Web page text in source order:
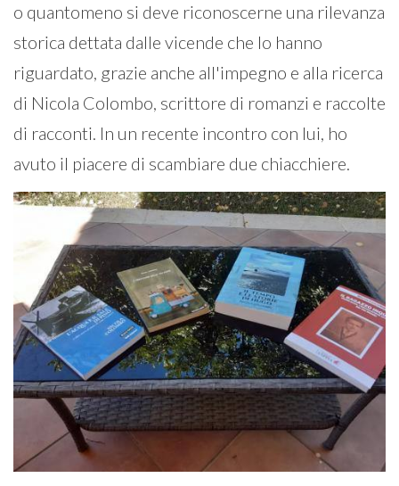
o quantomeno si deve riconoscerne una rilevanza
storica dettata dalle vicende che lo hanno
riguardato, grazie anche all'impegno e alla ricerca
di Nicola Colombo, scrittore di romanzi e raccolte
di racconti. In un recente incontro con lui, ho
avuto il piacere di scambiare due chiacchiere.